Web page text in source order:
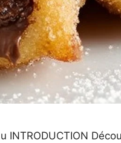
INTRODUCTION